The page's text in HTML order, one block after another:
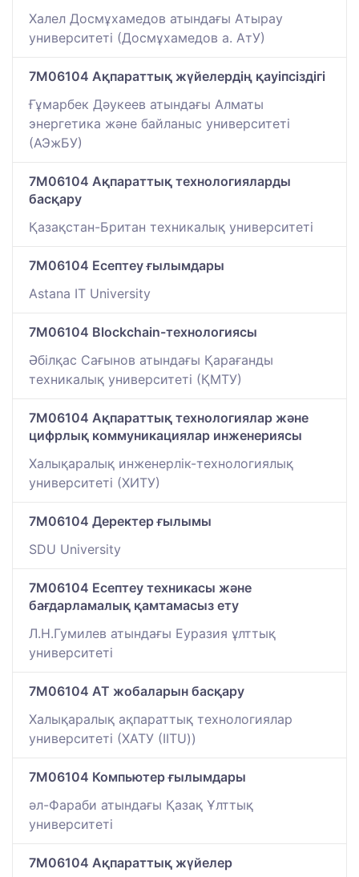
Халел Досмұхамедов атындағы Атырау
университеті (Досмұхамедов а. АтУ)
7M06104 Ақпараттық жүйелердің қауіпсіздігі
Ғұмарбек Дәукеев атындағы Алматы
энергетика және байланыс университеті
(АЭжБУ)
7M06104 Ақпараттық технологияларды
басқару
Қазақстан-Британ техникалық университеті
7M06104 Есептеу ғылымдары
Astana IT University
7M06104 Blockchain-технологиясы
Әбілқас Сағынов атындағы Қарағанды
техникалық университеті (ҚМТУ)
7M06104 Ақпараттық технологиялар және
цифрлық коммуникациялар инженериясы
Халықаралық инженерлік-технологиялық
университеті (ХИТУ)
7M06104 Деректер ғылымы
SDU University
7M06104 Есептеу техникасы және
бағдарламалық қамтамасыз ету
Л.Н.Гумилев атындағы Еуразия ұлттық
университеті
7M06104 АТ жобаларын басқару
Халықаралық ақпараттық технологиялар
университеті (ХАТУ (IITU))
7M06104 Компьютер ғылымдары
әл-Фараби атындағы Қазақ Ұлттық
университеті
7M06104 Ақпараттық жүйелер